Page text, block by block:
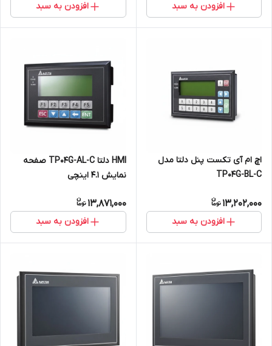
افزودن به سبد افزودن به سبد
اچ ام آی تکست پنل دلتا مدل
TP04G-BL-C
13,202,000
افزودن به سبد
HMI دلتا TP04G-AL-C صفحه
نمایش 4.1 اینچی
13,871,000
افزودن به سبد